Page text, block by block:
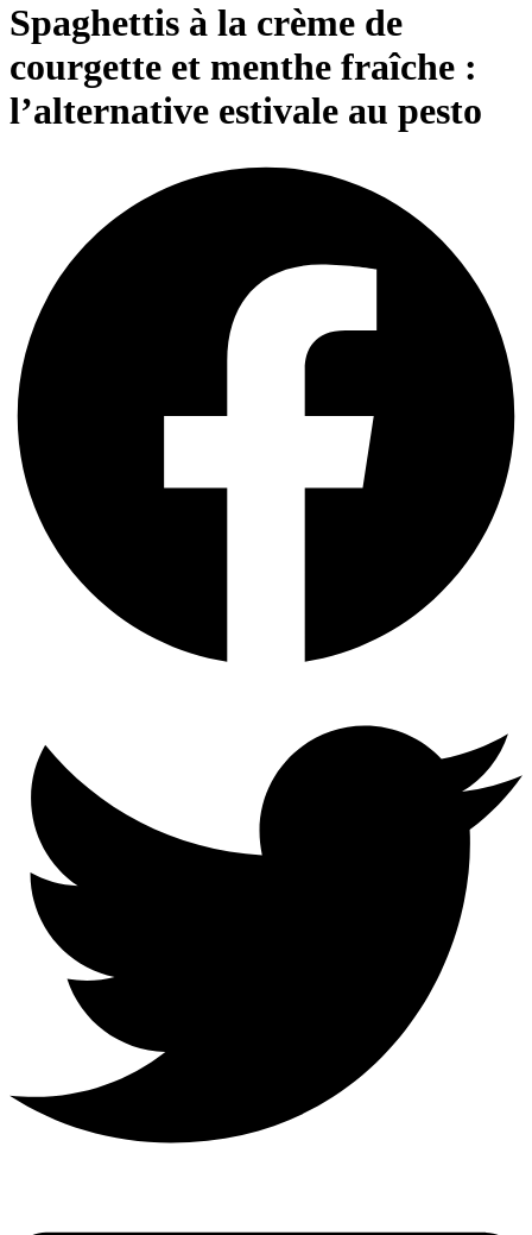
Spaghettis à la crème de
courgette et menthe fraîche :
l’alternative estivale au pesto